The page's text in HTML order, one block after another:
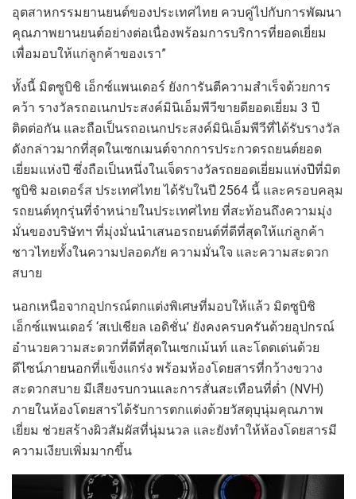
อุตสาหกรรมยานยนต์ของประเทศไทย ควบคู่ไปกับการพัฒนา
คุณภาพยานยนต์อย่างต่อเนื่องพร้อมการบริการที่ยอดเยี่ยม
เพื่อมอบให้แก่ลูกค้าของเรา”
ทั้งนี้ มิตซูบิชิ เอ็กซ์แพนเดอร์ ยังการันตีความสำเร็จด้วยการ
คว้า รางวัลรถอเนกประสงค์มินิเอ็มพีวีขายดียอดเยี่ยม 3 ปี
ติดต่อกัน และถือเป็นรถอเนกประสงค์มินิเอ็มพีวีที่ได้รับรางวัล
ดังกล่าวมากที่สุดในเซกเมนต์จากการประกวดรถยนต์ยอด
เยี่ยมแห่งปี ซึ่งถือเป็นหนึ่งในเจ็ดรางวัลรถยอดเยี่ยมแห่งปีที่มิต
ซูบิชิ มอเตอร์ส ประเทศไทย ได้รับในปี 2564 นี้ และครอบคลุม
รถยนต์ทุกรุ่นที่จำหน่ายในประเทศไทย ที่สะท้อนถึงความมุ่ง
มั่นของบริษัทฯ ที่มุ่งมั่นนำเสนอรถยนต์ที่ดีที่สุดให้แก่ลูกค้า
ชาวไทยทั้งในความปลอดภัย ความมั่นใจ และความสะดวก
สบาย
นอกเหนือจากอุปกรณ์ตกแต่งพิเศษที่มอบให้แล้ว มิตซูบิชิ
เอ็กซ์แพนเดอร์ ‘สเปเชียล เอดิชั่น’ ยังคงครบครันด้วยอุปกรณ์
อำนวยความสะดวกที่ดีที่สุดในเซกเม้นท์ และโดดเด่นด้วย
ดีไซน์ภายนอกที่แข็งแกร่ง พร้อมห้องโดยสารที่กว้างขวาง
สะดวกสบาย มีเสียงรบกวนและการสั่นสะเทือนที่ต่ำ (NVH)
ภายในห้องโดยสารได้รับการตกแต่งด้วยวัสดุบุนุ่มคุณภาพ
เยี่ยม ช่วยสร้างผิวสัมผัสที่นุ่มนวล และยังทำให้ห้องโดยสารมี
ความเงียบเพิ่มมากขึ้น